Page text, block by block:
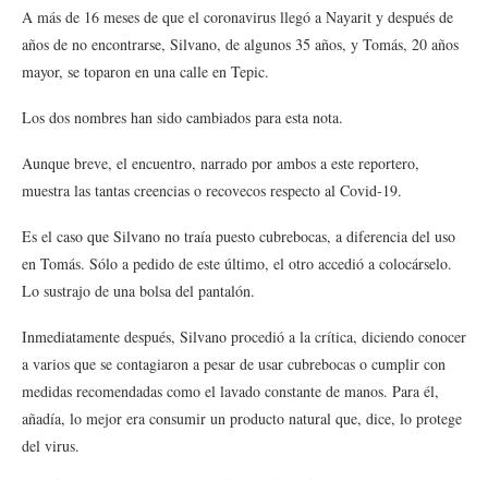
A más de 16 meses de que el coronavirus llegó a Nayarit y después de
años de no encontrarse, Silvano, de algunos 35 años, y Tomás, 20 años
mayor, se toparon en una calle en Tepic.
Los dos nombres han sido cambiados para esta nota.
Aunque breve, el encuentro, narrado por ambos a este reportero,
muestra las tantas creencias o recovecos respecto al Covid-19.
Es el caso que Silvano no traía puesto cubrebocas, a diferencia del uso
en Tomás. Sólo a pedido de este último, el otro accedió a colocárselo.
Lo sustrajo de una bolsa del pantalón.
Inmediatamente después, Silvano procedió a la crítica, diciendo conocer
a varios que se contagiaron a pesar de usar cubrebocas o cumplir con
medidas recomendadas como el lavado constante de manos. Para él,
añadía, lo mejor era consumir un producto natural que, dice, lo protege
del virus.